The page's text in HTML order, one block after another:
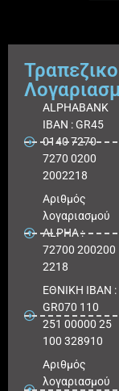
ALPHABANK
IBAN : GR45
0140 7270
7270 0200
2002218
Aριθμός
λογαριασμού
ALPHA :
72700 200200
2218
ΕΘΝΙΚΗ ΙΒΑΝ :
GR070 110
251 00000 25
100 328910
Αριθμός
λογαριασμού